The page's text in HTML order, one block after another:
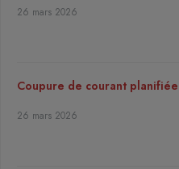
26 mars 2026
Coupure de courant planifiée
26 mars 2026